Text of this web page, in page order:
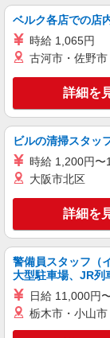
キー
ランスタッド株式
キー
派遣社員
ランスタッド株式
ベルク各店での店
時給 1,065円
古河市・佐野
詳細を
ビルの清掃スタッ
時給 1,200円〜
大阪市北区
詳細を
警備員スタッフ（
大型駐車場、JR列
日給 11,000円
栃木市・小山